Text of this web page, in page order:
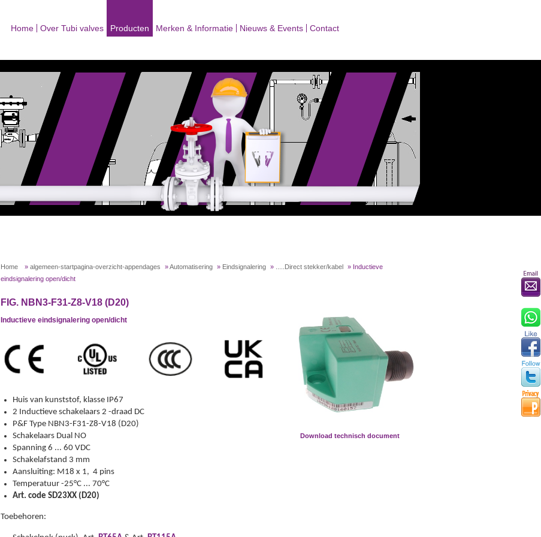
Home Over Tubi valves Producten Merken & Informatie Nieuws & Events Contact
Home » algemeen-startpagina-overzicht-appendages »Automatisering » Eindsignalering » .....Direct stekker/kabel » Inductieve
eindsignalering open/dicht
FIG. NBN3-F31-Z8-V18 (D20)
Inductieve eindsignalering open/dicht
Huis van kunststof, klasse IP67
2 Inductieve schakelaars 2 -draad DC
P&F Type NBN3-F31-Z8-V18 (D20)
Schakelaars Dual NO
Spanning 6 ... 60 VDC
Schakelafstand 3 mm
Aansluiting: M18 x 1, 4 pins
Temperatuur -25°C ... 70°C
Art. code SD23XX (D20)
Toebehoren:
Download technisch document